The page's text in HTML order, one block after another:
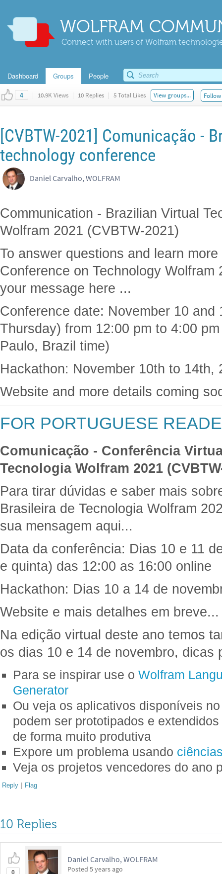
WOLFRAM
Connect with users of Wolfram
Dashboard Groups People
4 | 10.9K Views | 10 Replies | 5 Total Likes View groups...
[CVBTW-2021] Comunicação -
technology conference
Daniel Carvalho, WOLFRAM
Communication - Brazilian Virtual
Wolfram 2021 (CVBTW-2021)
To answer questions and learn
Conference on Technology
your message here ...
Conference date: November 10 and
Thursday) from 12:00 pm to 4:00
Paulo, Brazil time)
Hackathon: November 10th to 14th,
Website and more details coming
FOR PORTUGUESE
Comunicação - Conferência
Tecnologia Wolfram 2021
Para tirar dúvidas e saber mais
Brasileira de Tecnologia Wolfram
sua mensagem aqui...
Data da conferência: Dias 10 e 11
e quinta) das 12:00 as 16:00 online
Hackathon: Dias 10 a 14 de
Website e mais detalhes em breve...
Na edição virtual deste ano temos
os dias 10 e 14 de novembro, dicas
Para se inspirar use o Wolfram
Generator
Ou veja os aplicativos disponíveis
podem ser prototipados e
de forma muito produtiva
Expore um problema usando
Veja os projetos vencedores do ano
Reply | Flag
10 Replies
0
Daniel Carvalho, WOLFRAM
Posted 5 years ago